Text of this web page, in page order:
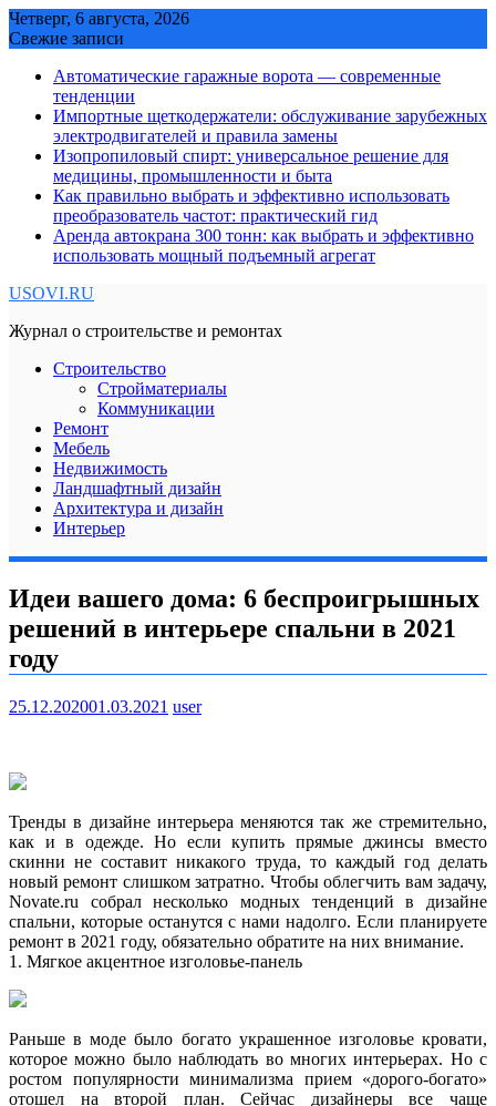
Skip
to
Четверг, 6 августа, 2026
Свежие записи
Автоматические гаражные ворота — современные
тенденции
Импортные щеткодержатели: обслуживание зарубежных
электродвигателей и правила замены
Изопропиловый спирт: универсальное решение для
медицины, промышленности и быта
Как правильно выбрать и эффективно использовать
преобразователь частот: практический гид
Аренда автокрана 300 тонн: как выбрать и эффективно
использовать мощный подъемный агрегат
USOVI.RU
Журнал о строительстве и ремонтах
Строительство
Стройматериалы
Коммуникации
Ремонт
Мебель
Недвижимость
Ландшафтный дизайн
Архитектура и дизайн
Интерьер
Идеи вашего дома: 6 беспроигрышных
решений в интерьере спальни в 2021
году
25.12.202001.03.2021 user
Тренды в дизайне интерьера меняются так же стремительно,
как и в одежде. Но если купить прямые джинсы вместо
скинни не составит никакого труда, то каждый год делать
новый ремонт слишком затратно. Чтобы облегчить вам задачу,
Novate.ru собрал несколько модных тенденций в дизайне
спальни, которые останутся с нами надолго. Если планируете
ремонт в 2021 году, обязательно обратите на них внимание.
1. Мягкое акцентное изголовье-панель
Раньше в моде было богато украшенное изголовье кровати,
которое можно было наблюдать во многих интерьерах. Но с
ростом популярности минимализма прием «дорого-богато»
отошел на второй план. Сейчас дизайнеры все чаще